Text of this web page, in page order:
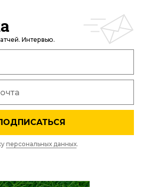
Интервью.
персональных данных.